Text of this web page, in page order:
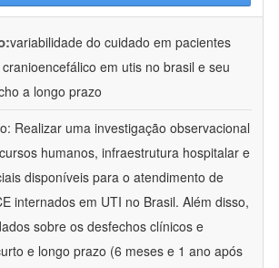
variabilidade do cuidado em pacientes
em utis no brasil e seu
a longo prazo
Realizar uma investigação observacional
humanos, infraestrutura hospitalar e
disponíveis para o atendimento de
internados em UTI no Brasil. Além disso,
sobre os desfechos clínicos e
e longo prazo (6 meses e 1 ano após